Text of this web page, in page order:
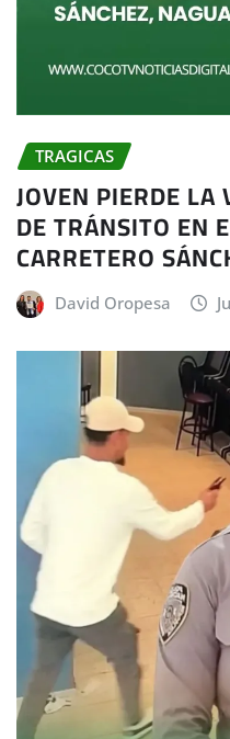
TRAGICAS
JOVEN PIERDE LA
DE TRÁNSITO EN
CARRETERO
David Oropesa